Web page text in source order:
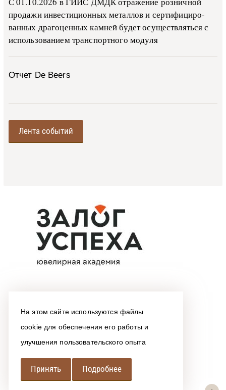
На этом сайте используются файлы
cookie для обеспечения его работы и
улучшения пользовательского опыта
Принять Подробнее
про­да­жи ин­ве­сти­ци­он­ных ме­тал­лов и сер­ти­фи­ци­ро­
ван­ных дра­го­цен­ных ка­м­ней бу­дет осу­ще­ств­лять­ся с
ис­поль­зо­ва­ни­ем тран­с­пор­т­но­го мо­ду­ля
Отчет De Beers
Лента событий